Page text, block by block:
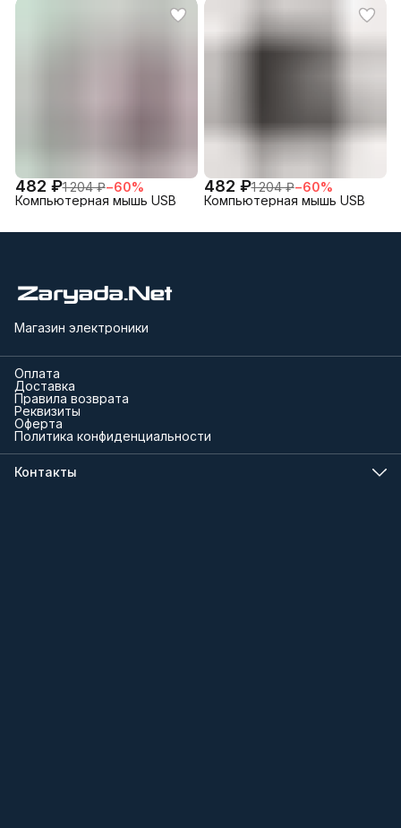
482 ₽1 204 ₽−60%
Компьютерная мышь USB
482 ₽1 204 ₽−60%
Компьютерная мышь USB
Магазин электроники
Оплата
Доставка
Правила возврата
Реквизиты
Оферта
Политика конфиденциальности
Контакты